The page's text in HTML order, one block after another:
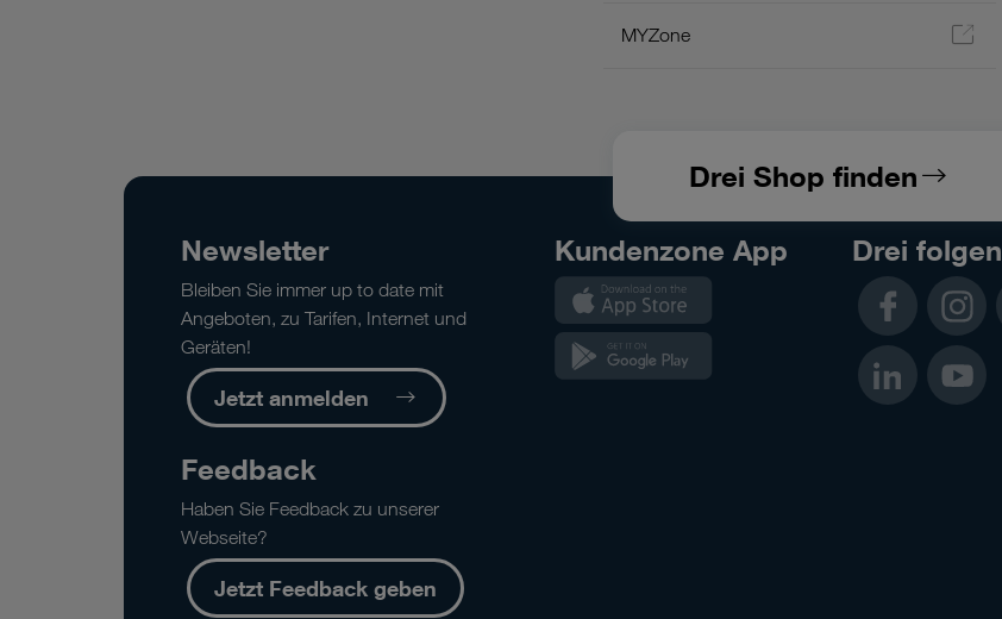
MYZone
Drei Shop finden
Newsletter
Bleiben Sie immer up to date mit
Angeboten, zu Tarifen, Internet und
Geräten!
Jetzt anmelden
Feedback
Haben Sie Feedback zu unserer
Webseite?
Jetzt Feedback geben
Kundenzone App Drei folgen
InstagramTikTok
YouTube